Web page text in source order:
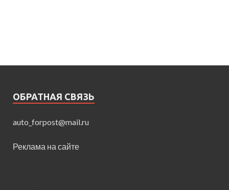
ОБРАТНАЯ СВЯЗЬ
auto_forpost@mail.ru
Реклама на сайте